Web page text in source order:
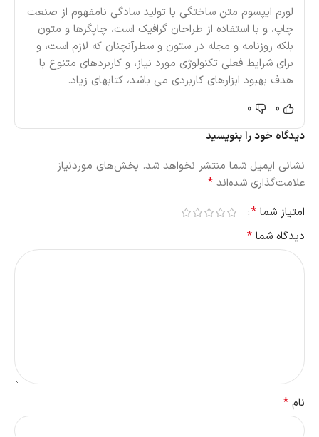
لورم ایپسوم متن ساختگی با تولید سادگی نامفهوم از صنعت
چاپ، و با استفاده از طراحان گرافیک است، چاپگرها و متون
بلکه روزنامه و مجله در ستون و سطرآنچنان که لازم است، و
برای شرایط فعلی تکنولوژی مورد نیاز، و کاربردهای متنوع با
هدف بهبود ابزارهای کاربردی می باشد، کتابهای زیاد.
0
0
دیدگاه خود را بنویسید
نشانی ایمیل شما منتشر نخواهد شد. بخش‌های موردنیاز
علامت‌گذاری شده‌اند *
امتیاز شما *
دیدگاه شما *
نام *